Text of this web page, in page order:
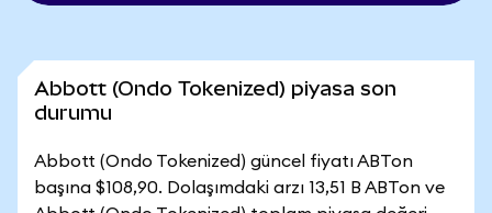
Abbott (Ondo Tokenized) piyasa son
durumu
Abbott (Ondo Tokenized) güncel fiyatı ABTon
başına $108,90. Dolaşımdaki arzı 13,51 B ABTon ve